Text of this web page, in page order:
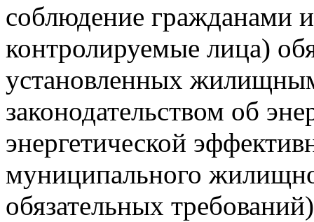
соблюдение гражданами
контролируемые лица)
установленных
законодательством об
энергетической
муниципального
обязательных